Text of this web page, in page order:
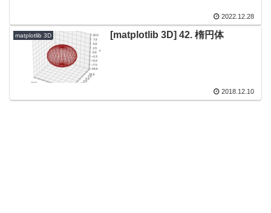
2022.12.28
matplotlib 3D [matplotlib 3D] 42. 楕円体
2018.12.10